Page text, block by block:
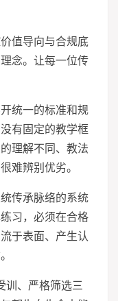
值导向与合规底
念。让每一位传
统一的标准和规
有固定的教学框
理解不同、教法
难辨别优劣。
传承脉络的系统
习，必须在合格
于表面、产生认
训、严格筛选三